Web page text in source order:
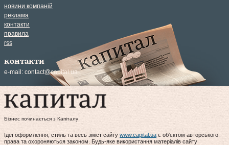
новини компаній
реклама
контакти
правила
rss
контакти
e-mail: contact@capital.ua
Бізнес починається з Капіталу
Ідеї оформлення, стиль та весь зміст сайту www.capital.ua є об'єктом авторського
права та охороняються законом. Будь-яке використання матеріалів сайту